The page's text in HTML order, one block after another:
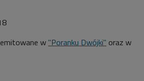
w"Poranku Dwójki" oraz w